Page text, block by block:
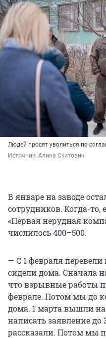
Людей просят уволиться по
Источник: Алина Скитович
В январе на заводе
сотрудников. Когда-то,
«Первая нерудная
числилось 400–500.
— С 1 февраля
сидели дома. Сначала
что взрывные работы
феврале. Потом мы до
дома. 1 марта вышли на
написать заявление до
рассказали. Потом мы